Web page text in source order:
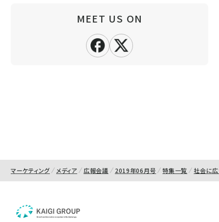
MEET US ON
マーケティング メディア 広報会議 2019年06月号 特集一覧 社会に